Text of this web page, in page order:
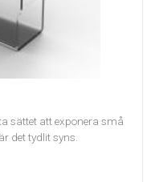
sättet att exponera små
det tydlit syns.